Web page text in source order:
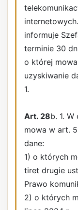
informuje
terminie 30
o której
uzyskiwanie
1.
Art. 28b. 1.
mowa w art.
dane:
1) o których
tiret drugie
Prawo
2) o których